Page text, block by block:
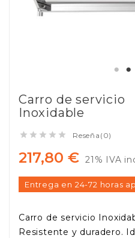
Carro de servicio
Inoxidable
     Reseña(0)
217,80 € 21% IVA
Entrega en 24-72 horas
Carro de servicio
Resistente y duradero.